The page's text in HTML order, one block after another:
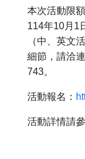
本次活動限
114年10月1
（中、英文
細節，請洽
743。
活動報名：
活動詳情請